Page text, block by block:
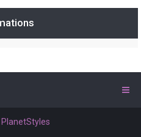
PlanetStyles